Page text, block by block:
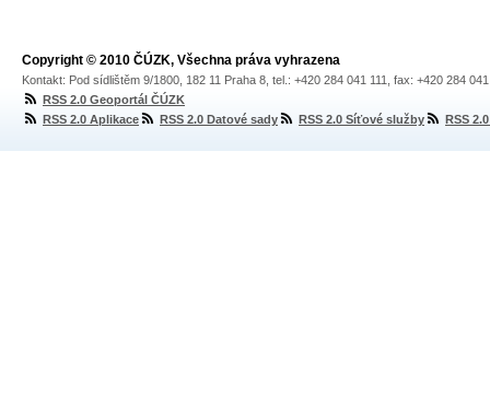
Copyright © 2010 ČÚZK, Všechna práva vyhrazena
Kontakt: Pod sídlištěm 9/1800, 182 11 Praha 8, tel.: +420 284 041 111, fax: +420 284
RSS 2.0 Geoportál ČÚZK
RSS 2.0 Aplikace
RSS 2.0 Datové sady RSS 2.0 Síťové služby RSS